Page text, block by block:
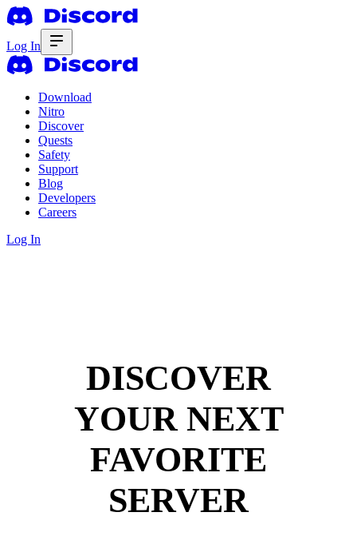
Log In
Download
Nitro
Discover
Quests
Safety
Support
Blog
Developers
Careers
Log In
DISCOVER
YOUR NEXT
FAVORITE
SERVER